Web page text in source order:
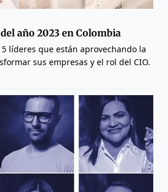
año 2023 en Colombia
líderes que están aprovechando la
sus empresas y el rol del CIO.